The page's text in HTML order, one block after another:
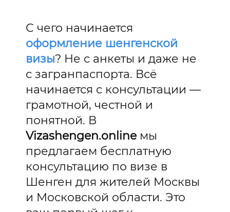
С чего начинается
оформление шенгенской
визы? Не с анкеты и даже не
с загранпаспорта. Всё
начинается с консультации —
грамотной, честной и
понятной. В
Vizashengen.onlineмы
предлагаем бесплатную
консультацию по визе в
Шенген для жителей Москвы
и Московской области. Это